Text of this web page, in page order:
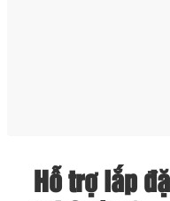
Hỗ trợ lắp